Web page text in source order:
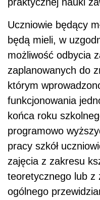
Uczniowie będący
będą mieli, w
możliwość odbycia
zaplanowanych do
którym
funkcjonowania
końca roku
programowo
pracy szkół
zajęcia z zakresu
teoretycznego lub z
ogólnego